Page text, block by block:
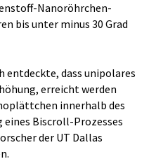
Nanoröhrchen-
bis unter minus 30 Grad
entdeckte, dass unipolares
erreicht werden
innerhalb des
eines Biscroll-Prozesses
der UT Dallas